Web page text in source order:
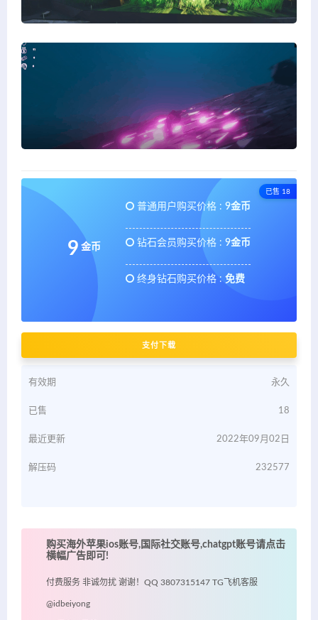
已售 18
9 金币
普通用户购买价格 : 9金币
钻石会员购买价格 : 9金币
终身钻石购买价格 : 免费
支付下载
有效期 永久
已售 18
最近更新 2022年09月02日
解压码 232577
购买海外苹果ios账号,国际社交账号,chatgpt账号请点击
横幅广告即可!
付费服务 非诚勿扰 谢谢！QQ 3807315147 TG飞机客服
@idbeiyong